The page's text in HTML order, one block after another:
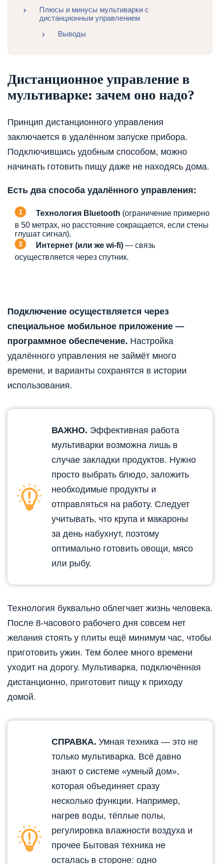
Плюсы и минусы мультиварки с
дистанционным управлением
Выводы
Дистанционное управление в
мультиварке: зачем оно надо?
Принцип дистанционного управления
заключается в удалённом запуске прибора.
Подключившись удобным способом, можно
начинать готовить пищу даже не находясь дома.
Есть два способа удалённого управления:
Технология Bluetooth (ограничение примерно
в 50 метрах, но расстояние сокращается, если стены
глушат сигнал).
Интернет (или же wi-fi) — связь
осуществляется через спутник.
Подключение осуществляется через
специальное мобильное приложение —
программное обеспечение. Настройка
удалённого управления не займёт много
времени, и варианты сохранятся в истории
использования.
ВАЖНО. Эффективная работа
мультиварки возможна лишь в
случае закладки продуктов. Нужно
просто выбрать блюдо, заложить
необходимые продукты и
отправляться на работу. Следует
учитывать, что крупа и макароны
за день набухнут, поэтому
оптимально готовить овощи, мясо
или рыбу.
Технология буквально облегчает жизнь человека.
После 8-часового рабочего дня совсем нет
желания стоять у плиты ещё минимум час, чтобы
приготовить ужин. Тем более много времени
уходит на дорогу. Мультиварка, подключённая
дистанционно, приготовит пищу к приходу
домой.
СПРАВКА. Умная техника — это не
только мультиварка. Всё давно
знают о системе «умный дом»,
которая объединяет сразу
несколько функции. Например,
нагрев воды, тёплые полы,
регулировка влажности воздуха и
прочее Бытовая техника не
осталась в стороне: одно